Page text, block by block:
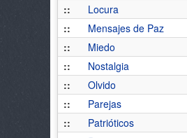
::
Locura
::
Mensajes de Paz
::
Miedo
::
Nostalgia
::
Olvido
::
Parejas
::
Patrióticos